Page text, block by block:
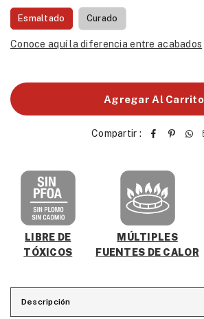
Esmaltado Curado
Conoce aquí la diferencia entre acabados
Agregar Al Carrito
Compartir :
LIBRE DE
TÓXICOS
MÚLTIPLES
FUENTES DE CALOR
Descripción